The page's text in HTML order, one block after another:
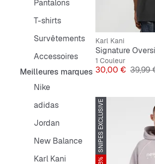
Pantalons
T-shirts
Survêtements
Accessoires
Meilleures marques
Nike
adidas
Jordan
New Balance
Karl Kani
Karl Kani
Signature
1 Couleur
Prix
30,00 € Prix
39,99
SNIPES EXCLUSIVE